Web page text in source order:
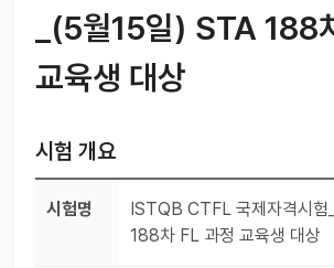
_(5월15일) STA 188
교육생 대상
시험 개요
시험명
ISTQB CTFL 국제자격시
188차 FL 과정 교육생 대상